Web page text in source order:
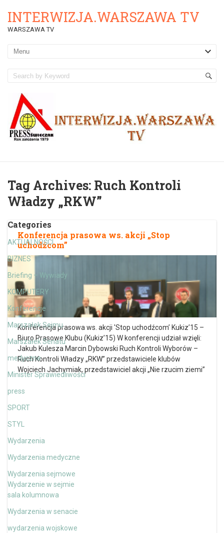
INTERWIZJA.WARSZAWA TV
WARSZAWA TV
Tag Archives: Ruch Kontroli
Władzy „RKW”
Categories
AKTUALNOŚCI
BIZNES
Briefing – Wywiady
KOMPUTERY
Konferencje
Marszałek Sejmu
Marszałek Senatu
medyczne
Minister Sprawiedliwości
press
SPORT
STYL
Wydarzenia
Wydarzenia medyczne
Wydarzenia sejmowe
Wydarzenie w sejmie
sala kolumnowa
Wydarzenia w senacie
wydarzenia wojskowe
Konferencja prasowa ws. akcji „Stop
uchodźcom”
Konferencja prasowa ws. akcji 'Stop uchodźcom’ Kukiz’15 –
Biuro Prasowe Klubu (Kukiz’15) W konferencji udział wzięli:
Jakub Kulesza Marcin Dybowski Ruch Kontroli Wyborów –
Ruch Kontroli Władzy „RKW” przedstawiciele klubów
Wojciech Jachymiak, przedstawiciel akcji „Nie rzucim ziemi”